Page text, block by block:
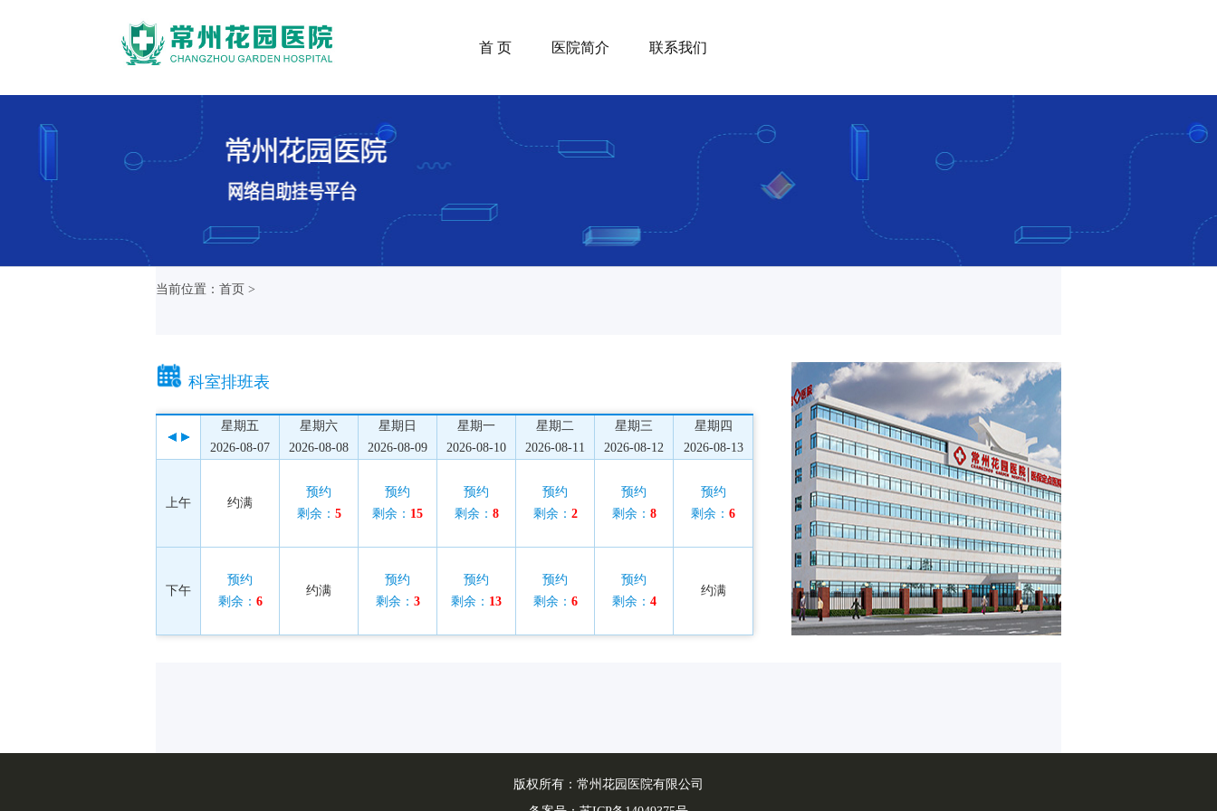
首 页 医院简介 联系我们
当前位置：首页 >
科室排班表
星期五
2026-08-07
星期六
2026-08-08
星期日
2026-08-09
星期一
2026-08-10
星期二
2026-08-11
星期三
2026-08-12
星期四
2026-08-13
上午 约满
预约
剩余： 5
预约
剩余： 15
预约
剩余： 8
预约
剩余： 2
预约
剩余： 8
预约
剩余： 6
下午
预约
剩余： 6
约满
预约
剩余： 3
预约
剩余： 13
预约
剩余： 6
预约
剩余： 4
约满
版权所有：常州花园医院有限公司